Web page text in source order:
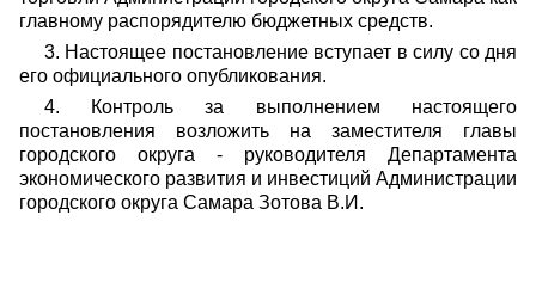
главному распорядителю бюджетных средств.
3. Настоящее постановление вступает в силу со дня
его официального опубликования.
4. Контроль за выполнением настоящего
постановления возложить на заместителя главы
городского округа - руководителя Департамента
экономического развития и инвестиций Администрации
городского округа Самара Зотова В.И.